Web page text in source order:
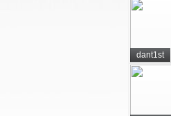
dant1st